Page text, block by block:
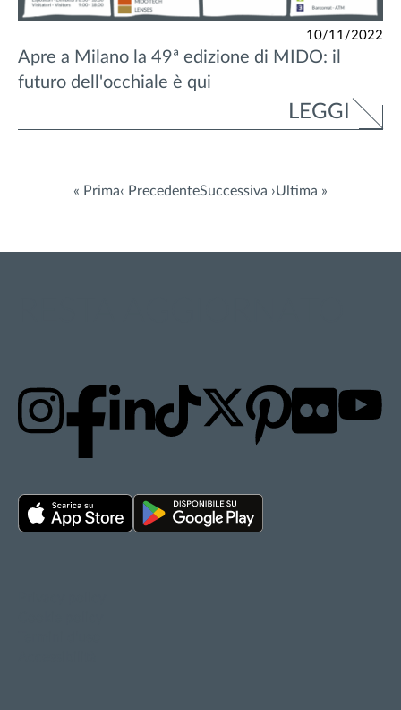
10/11/2022
Apre a Milano la 49ª edizione di MIDO: il
futuro dell'occhiale è qui
LEGGI
« Prima‹ PrecedenteSuccessiva ›Ultima »